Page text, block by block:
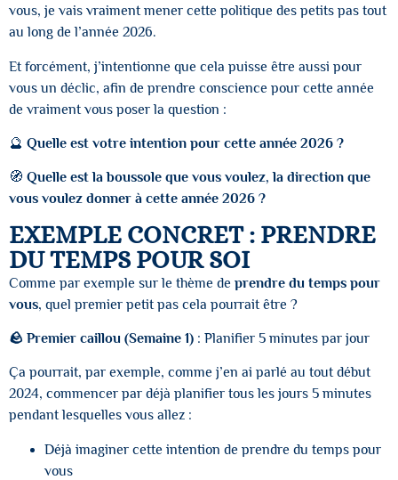
vous, je vais vraiment mener cette politique des petits pas tout
au long de l’année 2026.
Et forcément, j’intentionne que cela puisse être aussi pour
vous un déclic, afin de prendre conscience pour cette année
de vraiment vous poser la question :
🔮 Quelle est votre intention pour cette année 2026 ?
🧭 Quelle est la boussole que vous voulez, la direction que
vous voulez donner à cette année 2026 ?
EXEMPLE CONCRET : PRENDRE
DU TEMPS POUR SOI
Comme par exemple sur le thème de prendre du temps pour
vous, quel premier petit pas cela pourrait être ?
🪨 Premier caillou (Semaine 1) : Planifier 5 minutes par jour
Ça pourrait, par exemple, comme j’en ai parlé au tout début
2024, commencer par déjà planifier tous les jours 5 minutes
pendant lesquelles vous allez :
Déjà imaginer cette intention de prendre du temps pour
vous